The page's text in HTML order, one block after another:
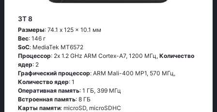
3T 8
Размеры: 74.1 x 125 x 10.1 мм
Вес: 146 г
SoC: МеdiаТеk МТ6572
Процессор: 2х 1.2 GНz АRМ Соrtех-А7, 1200 МГц, Количество
ядер: 2
Графический процессор: ARM Mali-400 MP1, 570 МГц,
Количество ядер: 1
Оперативная память: 1 ГБ, 399 МГц
Встроенная память: 8 ГБ
Карты памяти: microSD, microSDHC